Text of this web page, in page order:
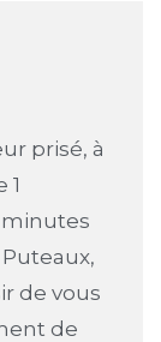
prisé, à
1
minutes
de vous
de